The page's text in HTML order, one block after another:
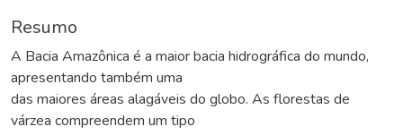
Resumo
A Bacia Amazônica é a maior bacia hidrográfica do mundo,
apresentando também uma
das maiores áreas alagáveis do globo. As florestas de
várzea compreendem um tipo